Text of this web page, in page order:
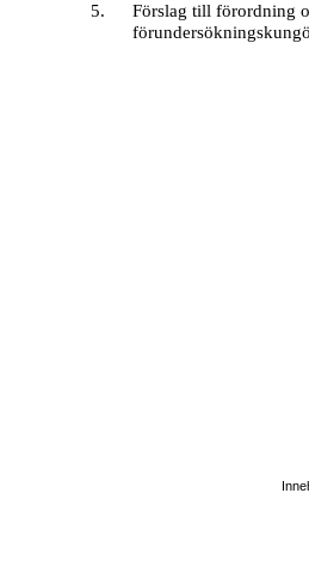
5.
Förslag till förordning